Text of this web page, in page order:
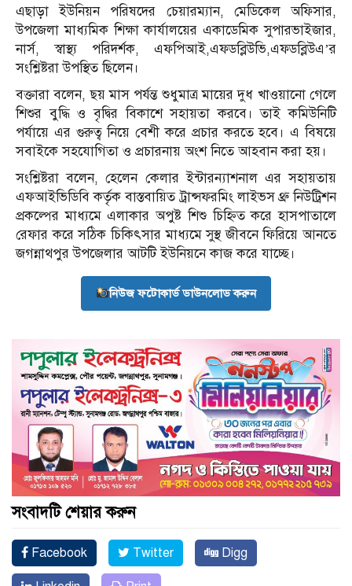
এছাড়া ইউনিয়ন পরিষদের চেয়ারম্যান, মেডিকেল অফিসার,
উপজেলা মাধ্যমিক শিক্ষা কার্যালয়ের একাডেমিক সুপারভাইজার,
নার্স, স্বাস্থ্য পরিদর্শক, এফপিআই,এফডব্লিউভি,এফডব্লিউএ’র
সংশ্লিষ্টরা উপস্থিত ছিলেন।
বক্তারা বলেন, ছয় মাস পর্যন্ত শুধুমাত্র মায়ের দুধ খাওয়ানো গেলে
শিশুর বুদ্ধি ও বৃদ্বির বিকাশে সহায়তা করবে। তাই কমিউনিটি
পর্যায়ে এর গুরুত্ব নিয়ে বেশী করে প্রচার করতে হবে। এ বিষয়ে
সবাইকে সহযোগিতা ও প্রচারনায় অংশ নিতে আহবান করা হয়।
সংশ্লিষ্টরা বলেন, হেলেন কেলার ইন্টারন্যাশনাল এর সহায়তায়
এফআইভিডিবি কর্তৃক বাস্তবায়িত ট্রান্সফরমিং লাইভস থ্রু নিউট্রিশন
প্রকল্পের মাধ্যমে এলাকার অপুষ্ট শিশু চিহ্নিত করে হাসপাতালে
রেফার করে সঠিক চিকিৎসার মাধ্যমে সুস্থ জীবনে ফিরিয়ে আনতে
জগন্নাথপুর উপজেলার আটটি ইউনিয়নে কাজ করে যাচ্ছে।
নিউজ ফটোকার্ড ডাউনলোড করুন
সংবাদটি শেয়ার করুন
Facebook Twitter Digg